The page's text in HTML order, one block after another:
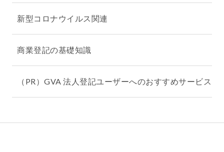
新型コロナウイルス関連
商業登記の基礎知識
（PR）GVA 法人登記ユーザーへのおすすめサービス